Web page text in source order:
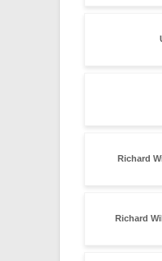
Richard
Richard